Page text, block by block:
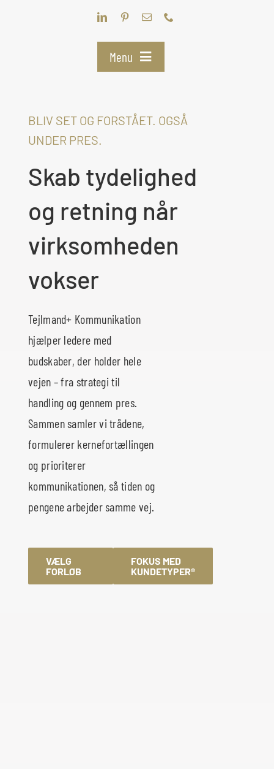
Menu
KUNDERNE
TÆTTERE PÅ
KONTAKT
BLIV SET OG FORSTÅET. OGSÅ
UNDER PRES.
Skab tydelighed
og retning når
virksomheden
vokser
Tejlmand+ Kommunikation
hjælper ledere med
budskaber, der holder hele
vejen – fra strategi til
handling og gennem pres.
Sammen samler vi trådene,
formulerer kernefortællingen
og prioriterer
kommunikationen, så tiden og
pengene arbejder samme vej.
VÆLG
FORLØB
FOKUS MED
KUNDETYPER®